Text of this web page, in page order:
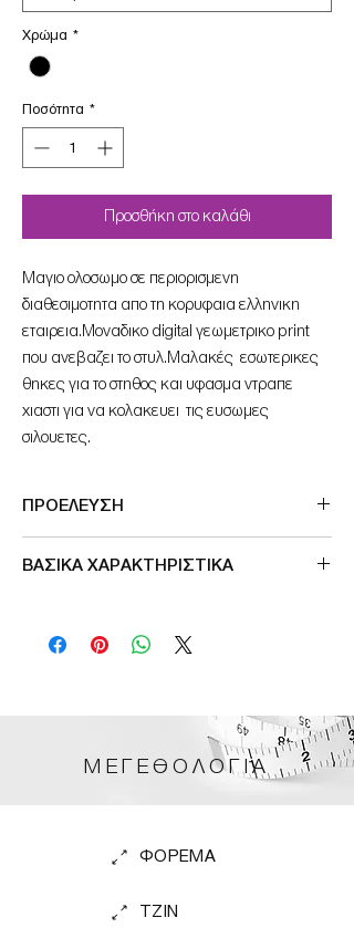
Χρώμα *
Ποσότητα *
Προσθήκη στο καλάθι
Μαγιο ολοσωμο σε περιορισμενη
διαθεσιμοτητα απο τη κορυφαια ελληνικη
εταιρεια.Μοναδικο digital γεωμετρικο print
που ανεβαζει το στυλ.Μαλακές εσωτερικες
θηκες για το στηθος και υφασμα ντραπε
χιαστι για να κολακευει τις ευσωμες
σιλουετες.
ΠΡΟΕΛΕΥΣΗ
ΒΑΣΙΚΑ ΧΑΡΑΚΤΗΡΙΣΤΙΚΑ
Αντισταση στο χλωριο και στον ηλιο
ΜΕΓΕΘΟΛΟΓΙΑ
ΦΟΡΕΜΑ
TZIN